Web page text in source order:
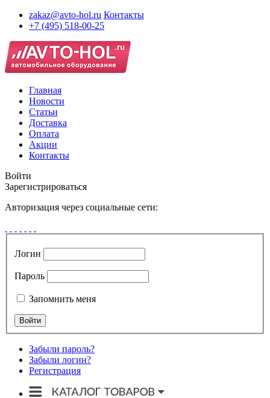
zakaz@avto-hol.ru Контакты
+7 (495) 518-00-25
Главная
Новости
Статьи
Доставка
Оплата
Акции
Контакты
Войти
Зарегистрироваться
Авторизация через социальные сети:
Логин
Пароль
Запомнить меня
Забыли пароль?
Забыли логин?
Регистрация